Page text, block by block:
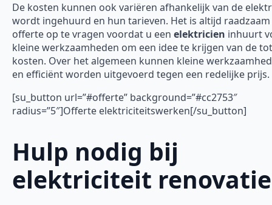
De kosten kunnen ook variëren afhankelijk van de
wordt ingehuurd en hun tarieven. Het is altijd
offerte op te vragen voordat u een elektricien inhuurt
kleine werkzaamheden om een idee te krijgen van de
kosten. Over het algemeen kunnen kleine
en efficiënt worden uitgevoerd tegen een redelijke prijs.
[su_button url=”#offerte” background=”#cc2753″
radius=”5″]Offerte elektriciteitswerken[/su_button]
Hulp nodig bij
elektriciteit